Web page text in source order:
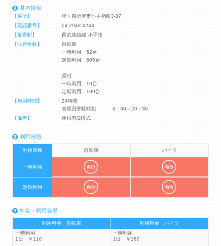
基本情報
【住所】
埼玉県所沢市小手指町3-37
【電話番号】
04-2948-4243
【最寄駅】
西武池袋線 小手指
【収容台数】
自転車
一時利用 52台
定期利用 605台
原付
一時利用 10台
定期利用 109台
【利用時間】
24時間
管理員常駐時刻 6：30～20：30
【備考】
屋根有/2段式
利用形態
利用車種 自転車 バイク
一時利用
定期利用
料金・利用状況
利用料金 自転車
利用料金 バイク
一時利用
1日 ￥110
一時利用
1日 ￥160